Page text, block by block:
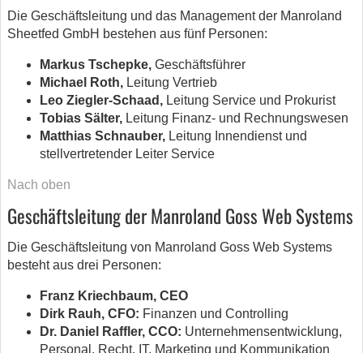
Die Geschäftsleitung und das Management der Manroland
Sheetfed GmbH bestehen aus fünf Personen:
Markus Tschepke, Geschäftsführer
Michael Roth, Leitung Vertrieb
Leo Ziegler-Schaad, Leitung Service und Prokurist
Tobias Sälter, Leitung Finanz- und Rechnungswesen
Matthias Schnauber, Leitung Innendienst und
stellvertretender Leiter Service
Nach oben
Geschäftsleitung der Manroland Goss Web Systems
Die Geschäftsleitung von Manroland Goss Web Systems
besteht aus drei Personen:
Franz Kriechbaum, CEO
Dirk Rauh, CFO: Finanzen und Controlling
Dr. Daniel Raffler, CCO: Unternehmensentwicklung,
Personal, Recht, IT, Marketing und Kommunikation